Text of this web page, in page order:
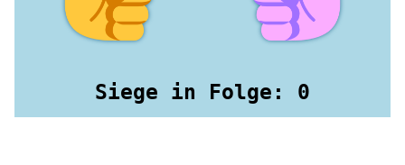
Siege in Folge : 0